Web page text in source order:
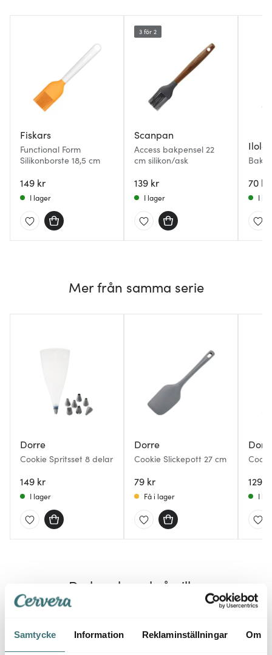
Samtycke Information Reklaminställningar Om
Fiskars
Functional Form
Silikonborste 18,5 cm
149 kr
I lager
Scanpan
Access bakpensel 22
cm silikon/ask
139 kr
3 för 2
I lager
70 kr
I
Mer från samma serie
Dorre
Cookie Spritsset 8 delar
149 kr
I lager
Dorre
Cookie Slickepott 27 cm
79 kr
Få i lager
129
I
Du kanske också gillar